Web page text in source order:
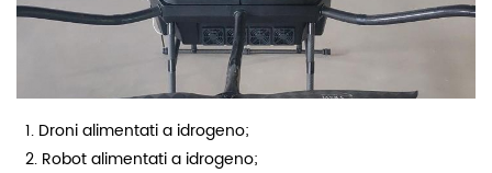
1. Droni alimentati a idrogeno;
2. Robot alimentati a idrogeno;